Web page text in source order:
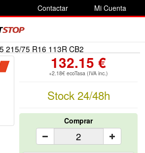
Contactar Mi Cuenta
215/75 R16 113R CB2
132.15 €
+2.18€ ecoTasa (IVA inc.)
Stock 24/48h
Comprar